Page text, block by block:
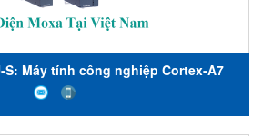
S: Máy tính công nghiệp Cortex-A7
GHz với mô-đun TPM tích hợp, LTE ,
CAN, 4 DI, 4 DO, Máy tính nhúng